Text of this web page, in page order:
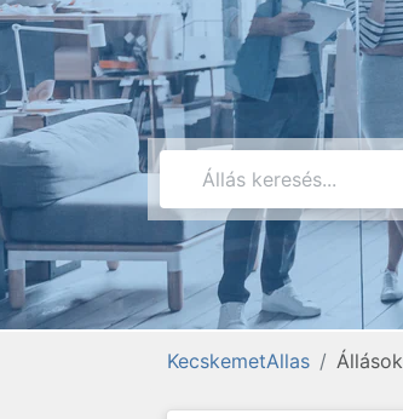
KecskemetAllas Állások